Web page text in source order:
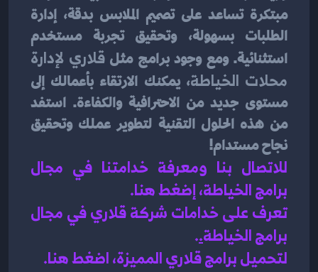
استثنائية. ومع وجود برامج مثل
محلات الخياطة
نجاح مستدام!
برامج الخياطة، إضغط هنا.
برامج الخياطة.
.
لتحميل برامج قلاري المميزة، اضغط هنا.